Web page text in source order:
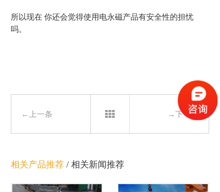
所以现在 你还会觉得使用电永磁产品有安全性的担忧
吗。
←上一条 →下一条
相关产品推荐 /相关新闻推荐